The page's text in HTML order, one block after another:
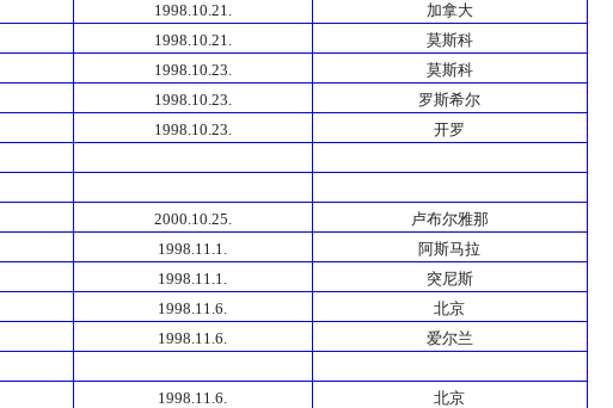
1998.10.21.
加拿大
1998.10.21.
莫斯科
1998.10.23.
莫斯科
1998.10.23.
罗斯希尔
1998.10.23.
开罗
2000.10.25.
卢布尔雅那
1998.11.1.
阿斯马拉
1998.11.1.
突尼斯
1998.11.6.
北京
1998.11.6.
爱尔兰
1998.11.6.
北京